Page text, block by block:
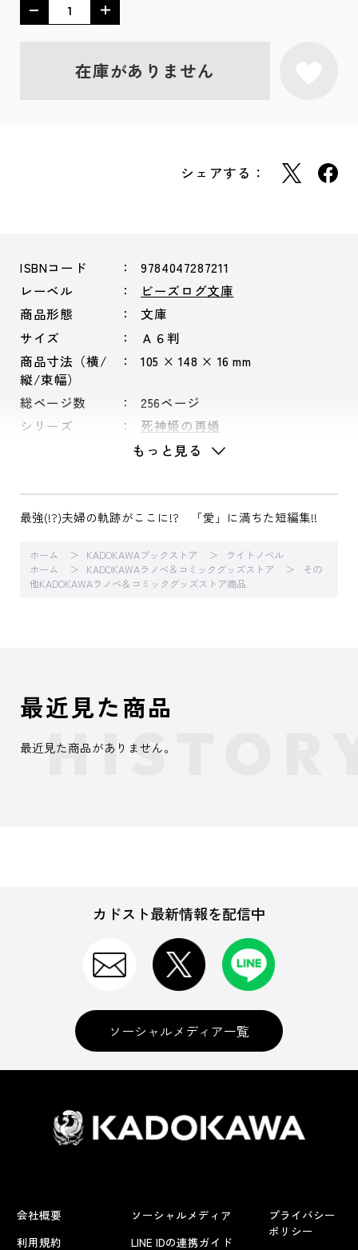
在庫がありません
シェアする：
ISBNコード
9784047287211
レーベル
ビーズログ文庫
商品形態
文庫
サイズ
Ａ６判
商品寸法（横/
縦/束幅）
105 × 148 × 16 mm
総ページ数
256ページ
シリーズ
死神姫の再婚
もっと見る
最強(!?)夫婦の軌跡がここに!? 「愛」に満ちた短編集!!
ホーム KADOKAWAブックストア
ライトノベル
ホーム
KADOKAWAラノベ＆コミックグッズストア
その
他KADOKAWAラノベ＆コミックグッズストア商品
最近見た商品
最近見た商品がありません。
カドスト最新情報を配信中
ソーシャルメディア一覧
会社概要
利用規約
ソーシャルメディア
LINE IDの連携ガイド
プライバシー
ポリシー